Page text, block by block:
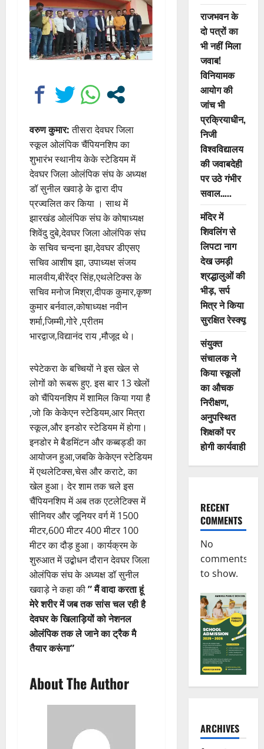
वरुण कुमार:तीसरा देवघर जिला
स्कूल ओलंपिक चैंपियनशिप का
शुभारंभ स्थानीय केके स्टेडियम में
देवघर जिला ओलंपिक संघ के अध्यक्ष
डॉ सुनील खवाड़े के द्वारा दीप
प्रज्वलित कर किया । साथ में
झारखंड ओलंपिक संघ के कोषाध्यक्ष
शिवेंदु दुबे,देवघर जिला ओलंपिक संघ
के सचिव चन्दना झा,देवघर डीएसए
सचिव आशीष झा, उपाध्यक्ष संजय
मालवीय,बीरेंद्र सिंह,एथलेटिक्स के
सचिव मनोज मिश्रा,दीपक कुमार,कृष्ण
कुमार बर्नवाल,कोषाध्यक्ष नवीन
शर्मा,जिम्मी,गोरे ,प्रीतम
भारद्वाज,विद्यानंद राय ,मौजूद थे।
स्पेटेकरा के बच्चियों ने इस खेल से
लोगों को रूबरू हुए. इस बार 13 खेलों
को चैंपियनशिप में शामिल किया गया है
,जो कि केकेएन स्टेडियम,आर मित्रा
स्कूल,और इनडोर स्टेडियम में होगा।
इनडोर मे बैडमिंटन और कब्बड्डी का
आयोजन हुआ,जबकि केकेएन स्टेडियम
में एथलेटिक्स,चेस और कराटे, का
खेल हुआ। देर शाम तक चले इस
चैंपियनशिप में अब तक एटलेटिक्स में
सीनियर और जूनियर वर्ग में 1500
मीटर,600 मीटर 400 मीटर 100
मीटर का दौड़ हुआ। कार्यक्रम के
शुरुआत में उद्बोधन दौरान देवघर जिला
ओलंपिक संघ के अध्यक्ष डॉ सुनील
खवाड़े ने कहा की” मैं वादा करता हूं
मेरे शरीर में जब तक सांस चल रही है
देवघर के खिलाड़ियों को नेशनल
ओलंपिक तक ले जाने का ट्रैक मै
तैयार करूंगा”
About The Author
राजभवन के
दो पत्रों का
भी नहीं मिला
जवाब!
विनियामक
आयोग की
जांच भी
प्रक्रियाधीन,
निजी
विश्वविद्यालय
की जवाबदेही
पर उठे गंभीर
सवाल…..
मंदिर में
शिवलिंग से
लिपटा नाग
देख उमड़ी
श्रद्धालुओं की
भीड़, सर्प
मित्र ने किया
सुरक्षित रेस्क्यू
संयुक्त
संचालक ने
किया स्कूलों
का औचक
निरीक्षण,
अनुपस्थित
शिक्षकों पर
होगी कार्यवाही
RECENT
COMMENTS
No
comments
to show.
ARCHIVES